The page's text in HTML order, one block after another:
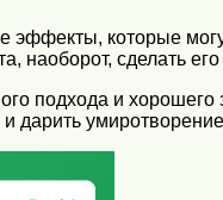
эффекты, которые
наоборот, сделать
подхода и
дарить